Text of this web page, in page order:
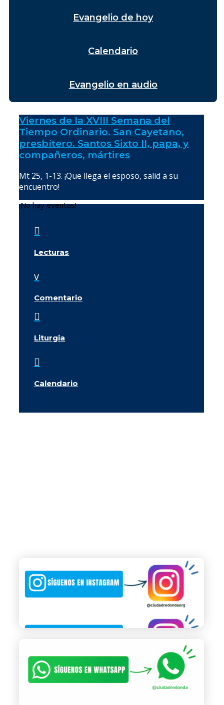
Evangelio de hoy
Calendario
Evangelio en audio
Viernes de la XVIII Semana del
Tiempo Ordinario. San Cayetano,
presbítero. Santos Sixto II, papa, y
compañeros, mártires
Mt 25, 1-13. ¡Que llega el esposo, salid a su
encuentro!
¡No hay eventos!

Lecturas
v
Comentario

Liturgia

Calendario